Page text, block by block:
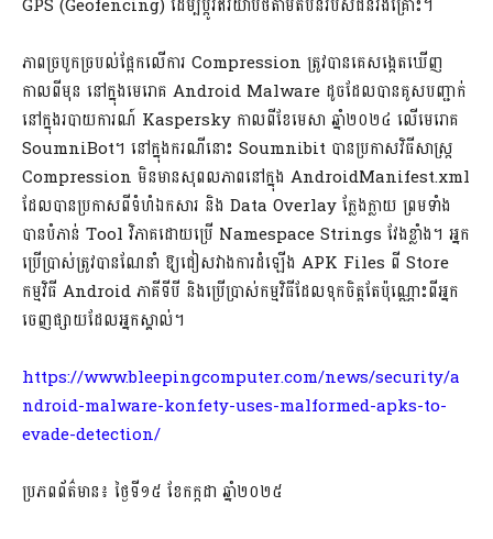
GPS (Geofencing) ដើម្បីប្តូរឥរិយាបថតាមតំបន់របស់ជនរងគ្រោះ។
ភាពច្របូកច្របល់ផ្អែកលើការ Compression ត្រូវបានគេសង្កេតឃើញ
កាលពីមុន នៅក្នុងមេរោគ Android Malware ដូចដែលបានគូសបញ្ជាក់
នៅក្នុងរបាយការណ៍ Kaspersky កាលពីខែមេសា ឆ្នាំ២០២៤ លើមេរោគ
SoumniBot។ នៅក្នុងករណីនោះ Soumnibit បានប្រកាសវិធីសាស្រ្ត
Compression មិនមានសុពលភាពនៅក្នុង AndroidManifest.xml
ដែលបានប្រកាសពីទំហំឯកសារ និង Data Overlay ក្លែងក្លាយ ព្រមទាំង
បានបំភាន់ Tool វិភាគដោយប្រើ Namespace Strings វែងខ្លាំង។ អ្នក
ប្រើប្រាស់ត្រូវបានណែនាំ ឱ្យជៀសវាងការដំឡើង APK Files ពី Store
កម្មវិធី Android ភាគីទីបី និងប្រើប្រាស់កម្មវិធីដែលទុកចិត្តតែប៉ុណ្ណោះពីអ្នក
ចេញផ្សាយដែលអ្នកស្គាល់។
https://www.bleepingcomputer.com/news/security/a
ndroid-malware-konfety-uses-malformed-apks-to-
evade-detection/
ប្រភពព័ត៌មាន៖ ថ្ងៃទី១៥ ខែកក្កដា ឆ្នាំ២០២៥